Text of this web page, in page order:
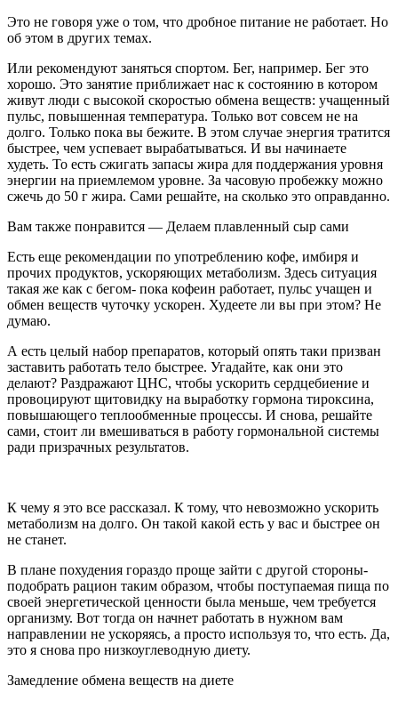
Это не говоря уже о том, что дробное питание не работает. Но
об этом в других темах.
Или рекомендуют заняться спортом. Бег, например. Бег это
хорошо. Это занятие приближает нас к состоянию в котором
живут люди с высокой скоростью обмена веществ: учащенный
пульс, повышенная температура. Только вот совсем не на
долго. Только пока вы бежите. В этом случае энергия тратится
быстрее, чем успевает вырабатываться. И вы начинаете
худеть. То есть сжигать запасы жира для поддержания уровня
энергии на приемлемом уровне. За часовую пробежку можно
сжечь до 50 г жира. Сами решайте, на сколько это оправданно.
Вам также понравится — Делаем плавленный сыр сами
Есть еще рекомендации по употреблению кофе, имбиря и
прочих продуктов, ускоряющих метаболизм. Здесь ситуация
такая же как с бегом- пока кофеин работает, пульс учащен и
обмен веществ чуточку ускорен. Худеете ли вы при этом? Не
думаю.
А есть целый набор препаратов, который опять таки призван
заставить работать тело быстрее. Угадайте, как они это
делают? Раздражают ЦНС, чтобы ускорить сердцебиение и
провоцируют щитовидку на выработку гормона тироксина,
повышающего теплообменные процессы. И снова, решайте
сами, стоит ли вмешиваться в работу гормональной системы
ради призрачных результатов.
К чему я это все рассказал. К тому, что невозможно ускорить
метаболизм на долго. Он такой какой есть у вас и быстрее он
не станет.
В плане похудения гораздо проще зайти с другой стороны-
подобрать рацион таким образом, чтобы поступаемая пища по
своей энергетической ценности была меньше, чем требуется
организму. Вот тогда он начнет работать в нужном вам
направлении не ускоряясь, а просто используя то, что есть. Да,
это я снова про низкоуглеводную диету.
Замедление обмена веществ на диете